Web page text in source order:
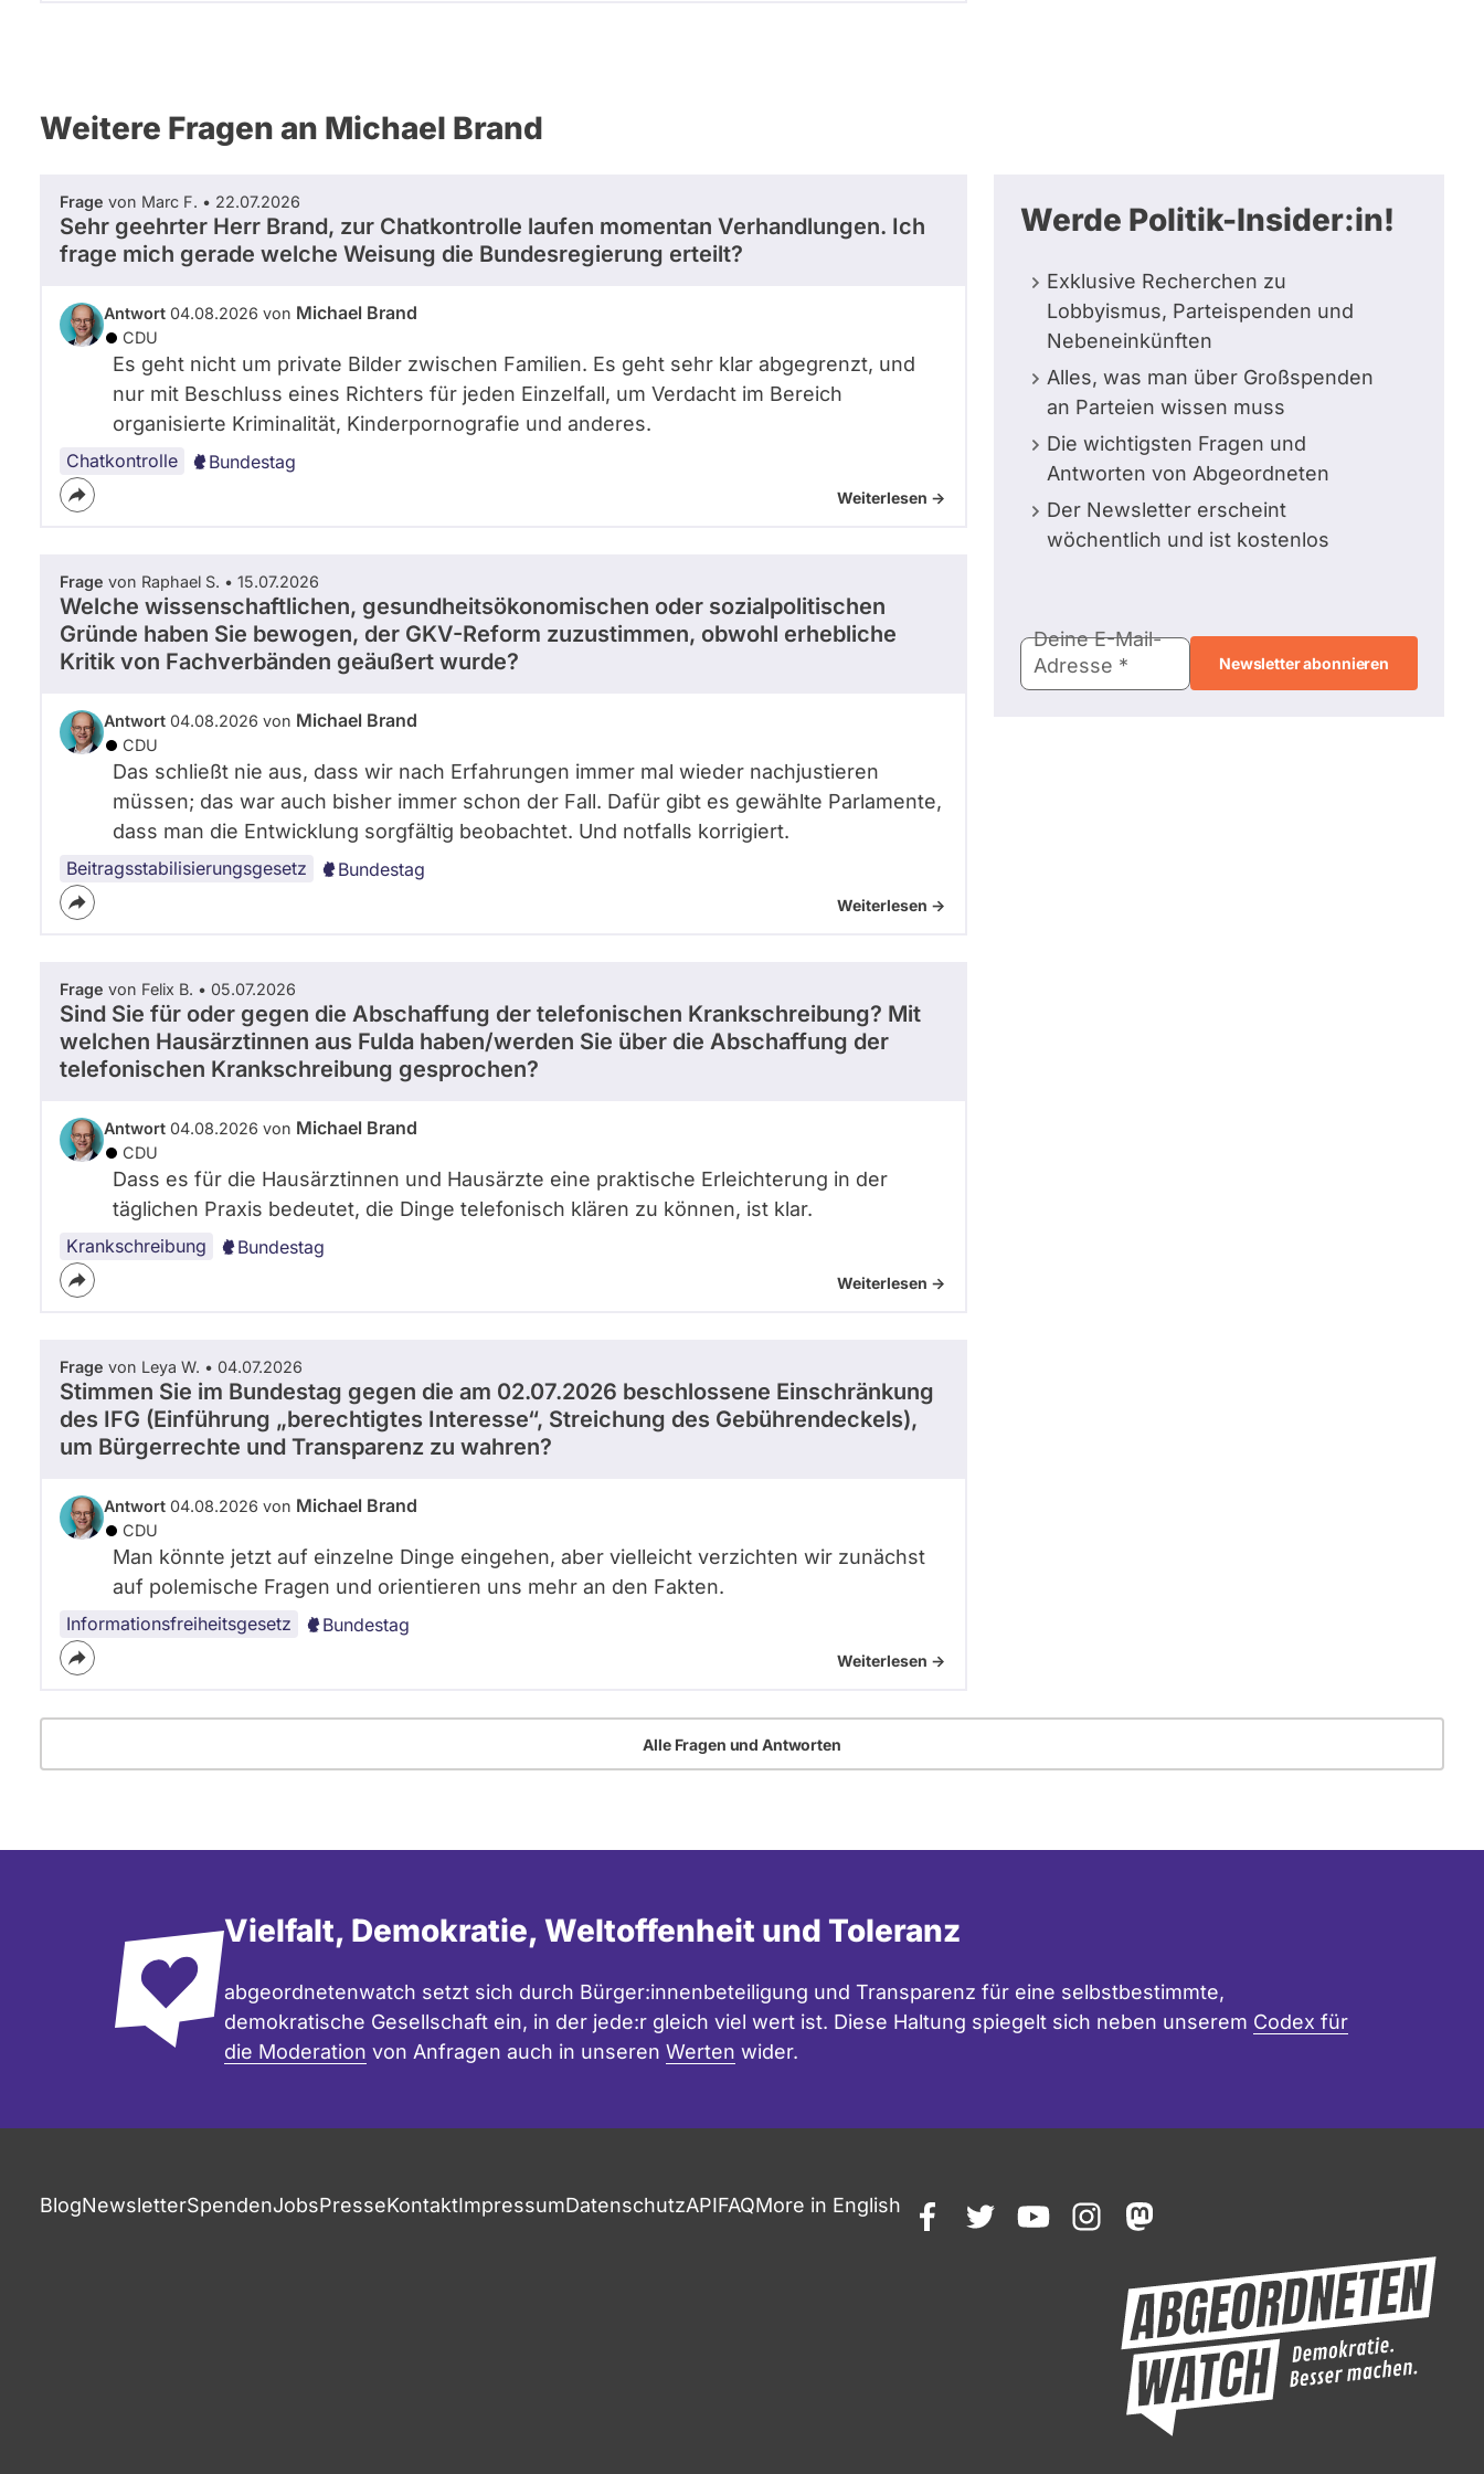
Weitere Fragen an Michael Brand
Frage von Marc F. • 22.07.2026
Sehr geehrter Herr Brand, zur Chatkontrolle laufen momentan Verhandlungen. Ich
frage mich gerade welche Weisung die Bundesregierung erteilt?
Antwort 04.08.2026 von Michael Brand
CDU
Es geht nicht um private Bilder zwischen Familien. Es geht sehr klar abgegrenzt, und
nur mit Beschluss eines Richters für jeden Einzelfall, um Verdacht im Bereich
organisierte Kriminalität, Kinderpornografie und anderes.
Chatkontrolle Bundestag
Weiterlesen ->
Frage von Raphael S. • 15.07.2026
Welche wissenschaftlichen, gesundheitsökonomischen oder sozialpolitischen
Gründe haben Sie bewogen, der GKV-Reform zuzustimmen, obwohl erhebliche
Kritik von Fachverbänden geäußert wurde?
Antwort 04.08.2026 von Michael Brand
CDU
Das schließt nie aus, dass wir nach Erfahrungen immer mal wieder nachjustieren
müssen; das war auch bisher immer schon der Fall. Dafür gibt es gewählte Parlamente,
dass man die Entwicklung sorgfältig beobachtet. Und notfalls korrigiert.
Beitragsstabilisierungsgesetz Bundestag
Weiterlesen ->
Frage von Felix B. • 05.07.2026
Sind Sie für oder gegen die Abschaffung der telefonischen Krankschreibung? Mit
welchen Hausärztinnen aus Fulda haben/werden Sie über die Abschaffung der
telefonischen Krankschreibung gesprochen?
Antwort 04.08.2026 von Michael Brand
CDU
Dass es für die Hausärztinnen und Hausärzte eine praktische Erleichterung in der
täglichen Praxis bedeutet, die Dinge telefonisch klären zu können, ist klar.
Krankschreibung Bundestag
Weiterlesen ->
Frage von Leya W. • 04.07.2026
Stimmen Sie im Bundestag gegen die am 02.07.2026 beschlossene Einschränkung
des IFG (Einführung „berechtigtes Interesse“, Streichung des Gebührendeckels),
um Bürgerrechte und Transparenz zu wahren?
Antwort 04.08.2026 von Michael Brand
CDU
Man könnte jetzt auf einzelne Dinge eingehen, aber vielleicht verzichten wir zunächst
auf polemische Fragen und orientieren uns mehr an den Fakten.
Informationsfreiheitsgesetz Bundestag
Weiterlesen ->
Werde Politik-Insider:in!
Exklusive Recherchen zu
Lobbyismus, Parteispenden und
Nebeneinkünften
Alles, was man über Großspenden
an Parteien wissen muss
Die wichtigsten Fragen und
Antworten von Abgeordneten
Der Newsletter erscheint
wöchentlich und ist kostenlos
Mail-
Adresse
Deine E-Mail-
Adresse
Alle Fragen und Antworten
Vielfalt, Demokratie, Weltoffenheit und Toleranz
abgeordnetenwatch setzt sich durch Bürger:innenbeteiligung und Transparenz für eine selbstbestimmte,
demokratische Gesellschaft ein, in der jede:r gleich viel wert ist. Diese Haltung spiegelt sich neben unserem Codex für
die Moderation von Anfragen auch in unseren Werten wider.
BlogNewsletterSpendenJobsPresseKontaktImpressumDatenschutzAPIFAQMore in English
facebooktwitteryoutubeinstagrammastodon